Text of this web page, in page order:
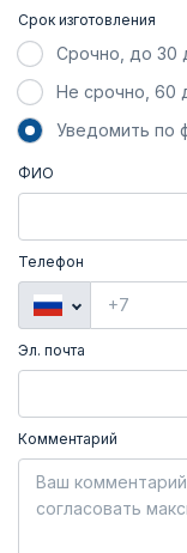
Срок изготовления
Срочно, до 30
Не срочно, 60
Уведомить по
ФИО
Телефон
Эл. почта
Комментарий